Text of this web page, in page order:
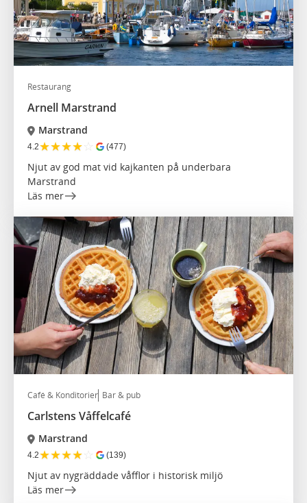
Restaurang
Arnell Marstrand
Marstrand
4.2★★★★☆ (477)
Njut av god mat vid kajkanten på underbara
Marstrand
Läs mer
Café & Konditorier Bar & pub
Carlstens Våffelcafé
Marstrand
4.2★★★★☆ (139)
Njut av nygräddade våfflor i historisk miljö
Läs mer